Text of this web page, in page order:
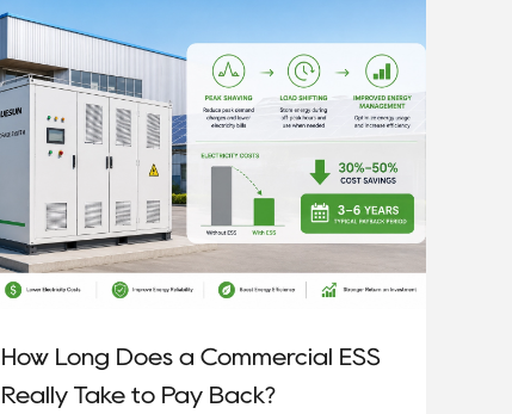
How Long Does a Commercial ESS
Really Take to Pay Back?